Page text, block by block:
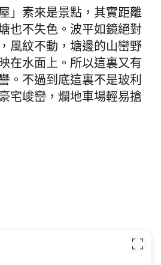
」素來是景點，其實距離
也不失色。波平如鏡絕對
風紋不動，塘邊的山巒野
在水面上。所以這裏又有
。不過到底這裏不是玻利
宅峻巒，爛地車場輕易搶